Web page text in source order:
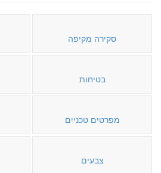
סקירה מקיפה
בטיחות
מפרטים טכניים
צבעים